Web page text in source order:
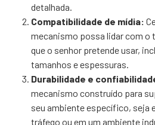
detalhada.
Compatibilidade de mídia:
mecanismo possa lidar com o
que o senhor pretende usar,
tamanhos e espessuras.
Durabilidade e
mecanismo construído para
seu ambiente específico, seja
tráfego ou em um ambiente